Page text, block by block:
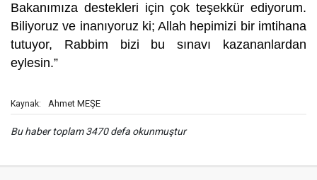
Bakanımıza destekleri için çok teşekkür ediyorum.
Biliyoruz ve inanıyoruz ki; Allah hepimizi bir imtihana
tutuyor, Rabbim bizi bu sınavı kazananlardan
eylesin.”
Kaynak: Ahmet MEŞE
Bu haber toplam 3470 defa okunmuştur